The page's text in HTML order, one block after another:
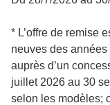
* L’offre de remise
neuves des
auprès d’un
juillet 2026 au 30
selon les modèles;